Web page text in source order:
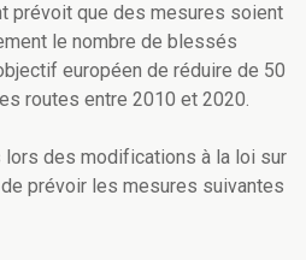
prévoit que des mesures soient
le nombre de blessés
européen de réduire de 50
routes entre 2010 et 2020.
lors des modifications à la loi sur
prévoir les mesures suivantes